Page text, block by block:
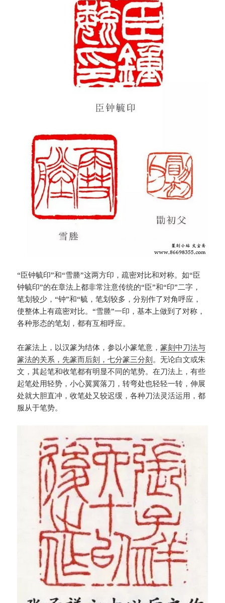
“臣钟毓印”和“雪塍”这两方印，疏密对比和对称。如“臣
钟毓印”的在章法上都非常注意传统的“臣”和“印”二字，
笔划较少，“钟”和“毓，笔划较多，分别作了对角呼应，
使整体上有疏密对比。“雪塍”一印，基本上做到了对称，
各种形态的笔划，都有互相呼应。
在篆法上，以汉篆为结体，参以小篆笔意，篆刻中刀法与
篆法的关系，先篆而后刻，七分篆三分刻。无论白文或朱
文，其起笔和收笔都有明显不同的笔势。在刀法上，有些
起笔处用轻势，小心翼冀落刀，转弯处也轻轻一转，伸展
处就大胆直冲，收笔处又较迟缓，各种刀法灵活运用，都
服从于笔势。